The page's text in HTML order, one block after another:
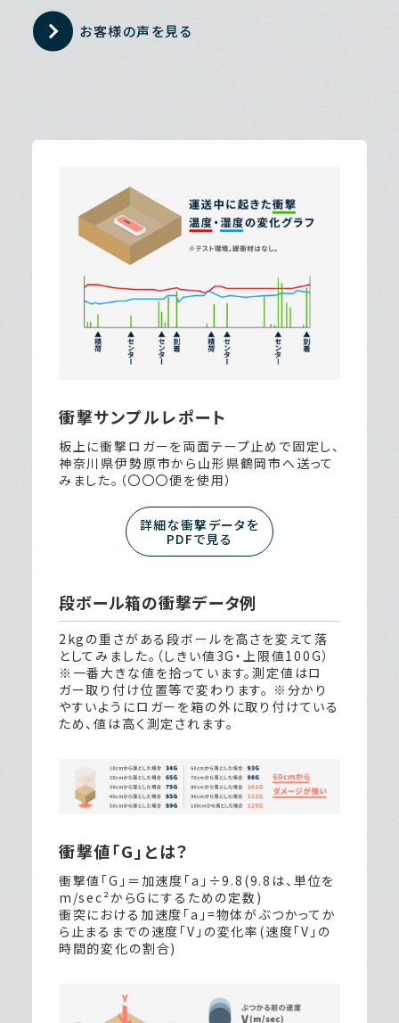
お客様の声を見る
衝撃サンプルレポート
板上に衝撃ロガーを両面テープ止めで固定し、
神奈川県伊勢原市から山形県鶴岡市へ送って
みました。（〇〇〇便を使用）
詳細な衝撃データを
PDFで見る
段ボール箱の衝撃データ例
2kgの重さがある段ボールを高さを変えて落
としてみました。（しきい値3G・上限値100G）
※一番大きな値を拾っています。測定値はロ
ガー取り付け位置等で変わります。 ※分かり
やすいようにロガーを箱の外に取り付けている
ため、値は高く測定されます。
衝撃値「G」とは？
衝撃値「G」＝加速度「a」÷9.8 (9.8は、単位を
m/sec²からGにするための定数)
衝突における加速度「a」=物体がぶつかってか
ら止まるまでの速度「V」の変化率(速度「V」の
時間的変化の割合)